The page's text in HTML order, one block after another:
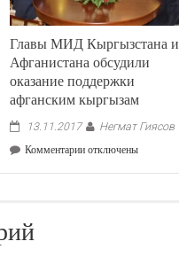
Главы МИД Кыргызстана и
Афганистана обсудили
оказание поддержки
афганским кыргызам
13.11.2017 Негмат Гиясов
Комментариикотключены